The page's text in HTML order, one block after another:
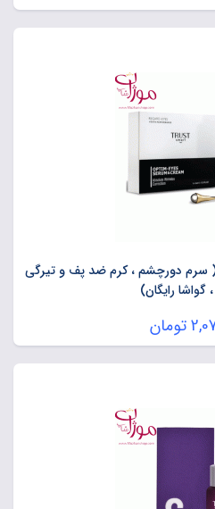
دورچشم ، کرم ضد پف و تیرگی
رایگان)
تومان